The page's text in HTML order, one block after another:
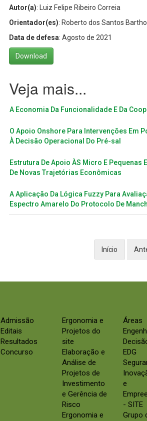
Autor(a): Luiz Felipe Ribeiro Correia
Orientador(es): Roberto dos Santos
Data de defesa: Agosto de 2021
Download
A Economia Da Funcionalidade E Da
O Apoio Onshore Para Intervenções Em
À Decisão Operacional Do Pré-sal
Estrutura De Apoio ÀS Micro E
De Novas Trajetórias Econômicas
A Aplicação Da Lógica Fuzzy Para
Espectro Amarelo Do Protocolo De
Início
Admissão
Editais
Resultados
Concurso
Ergonomia e
Projetos do
site
Elaboração e
Análise de
Projetos de
Investimento
e Gerência de
Risco
Ergonomia e
Áreas
EDG
e
- SITE
Grupo